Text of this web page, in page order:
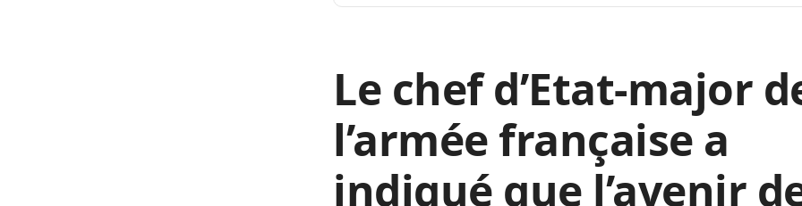
Le chef d’Etat-major
l’armée française a
indiqué que l’avenir